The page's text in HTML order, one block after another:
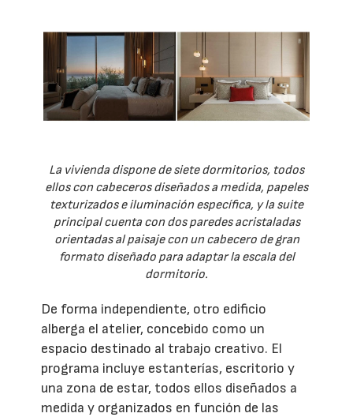
La vivienda dispone de siete dormitorios, todos
ellos con cabeceros diseñados a medida, papeles
texturizados e iluminación específica, y la suite
principal cuenta con dos paredes acristaladas
orientadas al paisaje con un cabecero de gran
formato diseñado para adaptar la escala del
dormitorio.
De forma independiente, otro edificio
alberga el atelier, concebido como un
espacio destinado al trabajo creativo. El
programa incluye estanterías, escritorio y
una zona de estar, todos ellos diseñados a
medida y organizados en función de las